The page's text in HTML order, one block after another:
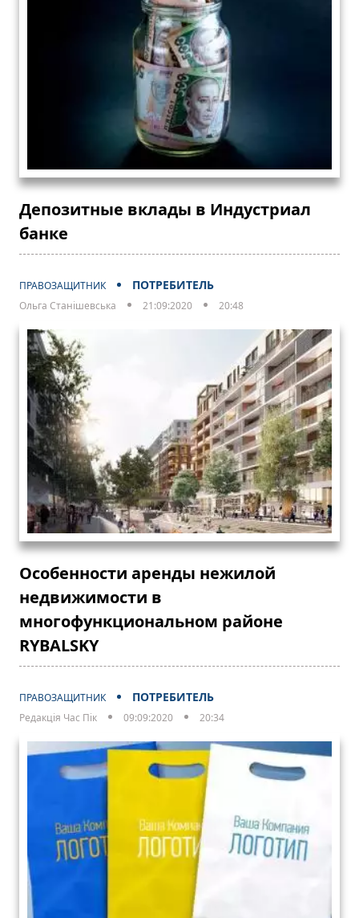
Депозитные вклады в Индустриал
банке
ПРАВОЗАЩИТНИК ПОТРЕБИТЕЛЬ
Ольга Станішевська 21:09:2020 20:48
Особенности аренды нежилой
недвижимости в
многофункциональном районе
RYBALSKY
ПРАВОЗАЩИТНИК ПОТРЕБИТЕЛЬ
Редакція Час Пік 09:09:2020 20:34